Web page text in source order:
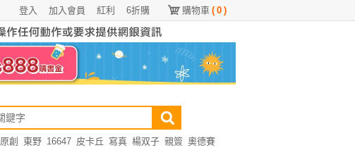
購物車 ( 0 )
6折購
紅利
加入會員
登入
原創 東野 16647 皮卡丘 寫真 楊双子 親簽 奧德賽